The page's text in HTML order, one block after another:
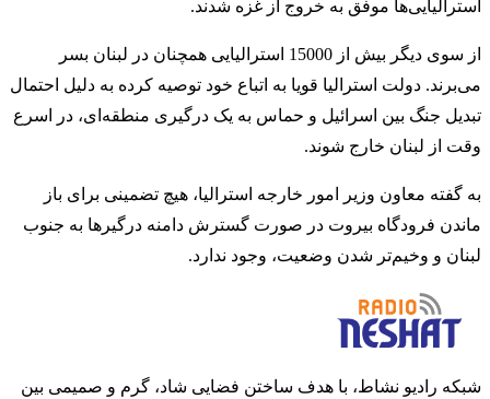
استرالیایی‌ها موفق به خروج از غزه شدند.
از سوی دیگر بیش از 15000 استرالیایی همچنان در لبنان بسر
می‌برند. دولت استرالیا قویا به اتباع خود توصیه کرده به دلیل احتمال
تبدیل جنگ بین اسرائیل و حماس به یک درگیری منطقه‌ای، در اسرع
وقت از لبنان خارج شوند.
به گفته معاون وزیر امور خارجه استرالیا، هیچ تضمینی برای باز
ماندن فرودگاه بیروت در صورت گسترش دامنه درگیرها به جنوب
لبنان و وخیم‌تر شدن وضعیت، وجود ندارد.
شبکه رادیو نشاط، با هدف ساختن فضایی شاد، گرم و صمیمی بین